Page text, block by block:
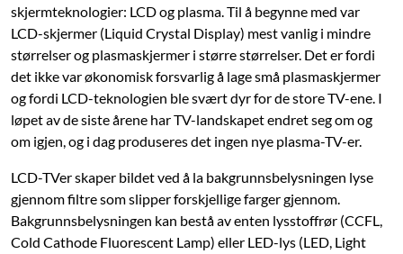
55 tommer (1,40 m) 1,22 m 0,68 m
60 tommer (1,52 m) 1,33 m 0,75 m
64 tommer (1,63 m) 1,42 m 0,80 m
65 tommer (1,65 m) 1,44 m 0,81 m
70 tommer (1,78 m) 1,55 m 0,87 m
75 tommer (1,91 m) 1,66 m 0,93 m
skjermteknologier: LCD og plasma. Til å begynne med var
LCD-skjermer (Liquid Crystal Display) mest vanlig i mindre
størrelser og plasmaskjermer i større størrelser. Det er fordi
det ikke var økonomisk forsvarlig å lage små plasmaskjermer
og fordi LCD-teknologien ble svært dyr for de store TV-ene. I
løpet av de siste årene har TV-landskapet endret seg om og
om igjen, og i dag produseres det ingen nye plasma-TV-er.
LCD-TVer skaper bildet ved å la bakgrunnsbelysningen lyse
gjennom filtre som slipper forskjellige farger gjennom.
Bakgrunnsbelysningen kan bestå av enten lysstoffrør (CCFL,
Cold Cathode Fluorescent Lamp) eller LED-lys (LED, Light